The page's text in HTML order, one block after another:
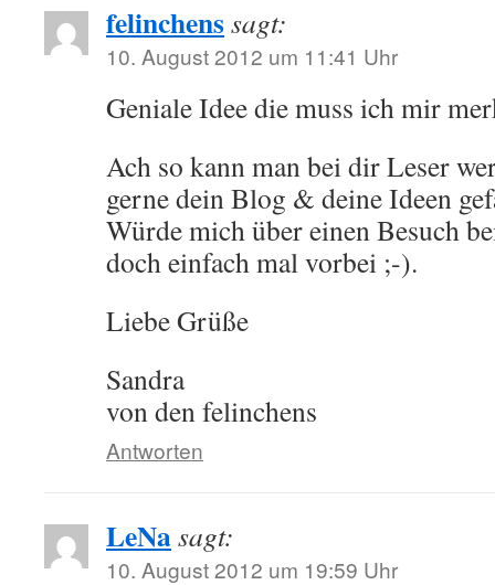
felinchenssagt:
10. August 2012 um 11:41 Uhr
Geniale Idee die muss ich mir
Ach so kann man bei dir Leser
gerne dein Blog & deine Ideen
Würde mich über einen Besuch
doch einfach mal vorbei ;-).
Liebe Grüße
Sandra
von den felinchens
Antworten
LeNasagt:
10. August 2012 um 19:59 Uhr